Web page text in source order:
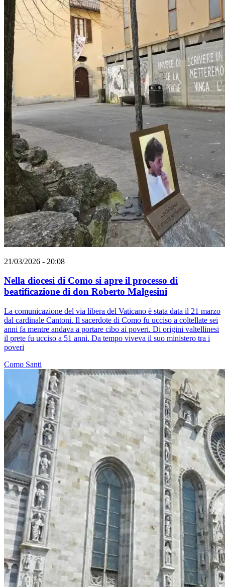
21/03/2026 - 20:08
Nella diocesi di Como si apre il processo di
beatificazione di don Roberto Malgesini
La comunicazione del via libera del Vaticano è stata data il 21 marzo
dal cardinale Cantoni. Il sacerdote di Como fu ucciso a coltellate sei
anni fa mentre andava a portare cibo ai poveri. Di origini valtellinesi
il prete fu ucciso a 51 anni. Da tempo viveva il suo ministero tra i
poveri
Como Santi